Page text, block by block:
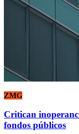
ZMG
Critican
fondos públicos